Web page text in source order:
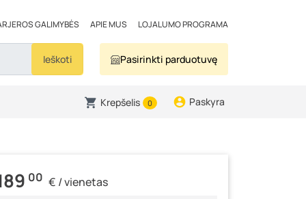
GALIMYBĖS APIE MUS LOJALUMO PROGRAMA
Ieškoti Pasirinkti parduotuvę
Krepšelis 0 Paskyra
00 € / vienetas